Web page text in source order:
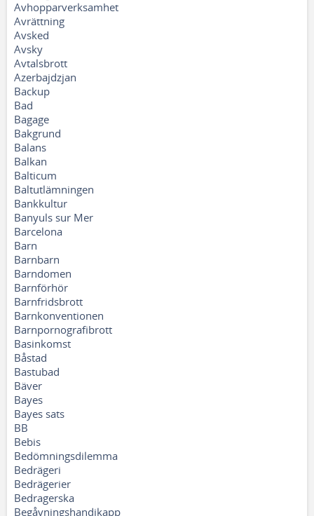
Avhopparverksamhet
Avrättning
Avsked
Avsky
Avtalsbrott
Azerbajdzjan
Backup
Bad
Bagage
Bakgrund
Balans
Balkan
Balticum
Baltutlämningen
Bankkultur
Banyuls sur Mer
Barcelona
Barn
Barnbarn
Barndomen
Barnförhör
Barnfridsbrott
Barnkonventionen
Barnpornografibrott
Basinkomst
Båstad
Bastubad
Bäver
Bayes
Bayes sats
BB
Bebis
Bedömningsdilemma
Bedrägeri
Bedrägerier
Bedragerska
Begåvningshandikapp